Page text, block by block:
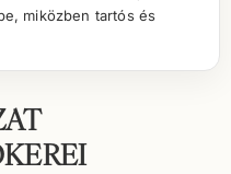
miközben tartós és